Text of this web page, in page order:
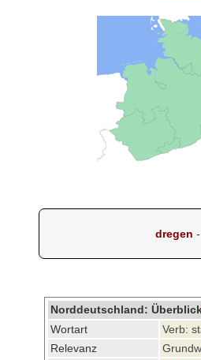
dregen
Norddeutschland:
Wortart
Verb:
Relevanz